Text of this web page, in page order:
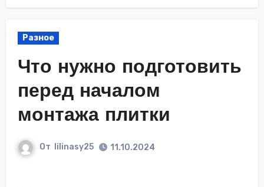
Разное
Что нужно подготовить
перед началом
монтажа плитки
От lilinasy25 11.10.2024